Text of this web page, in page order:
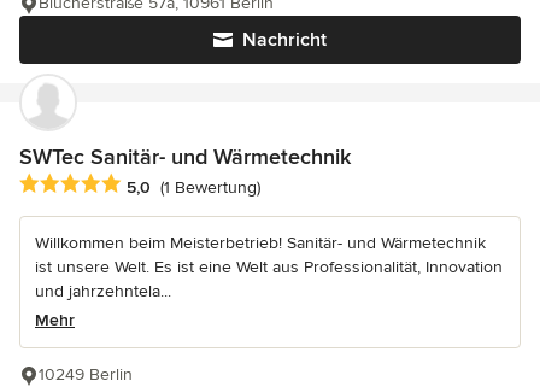
Nachricht
SWTec Sanitär- und Wärmetechnik
Durchschnittliche Bewertung: 5 von 5 Sternen
5,0 (1 Bewertung)
Willkommen beim Meisterbetrieb! Sanitär- und Wärmetechnik
ist unsere Welt. Es ist eine Welt aus Professionalität, Innovation
und jahrzehntela...
Mehr
10249 Berlin